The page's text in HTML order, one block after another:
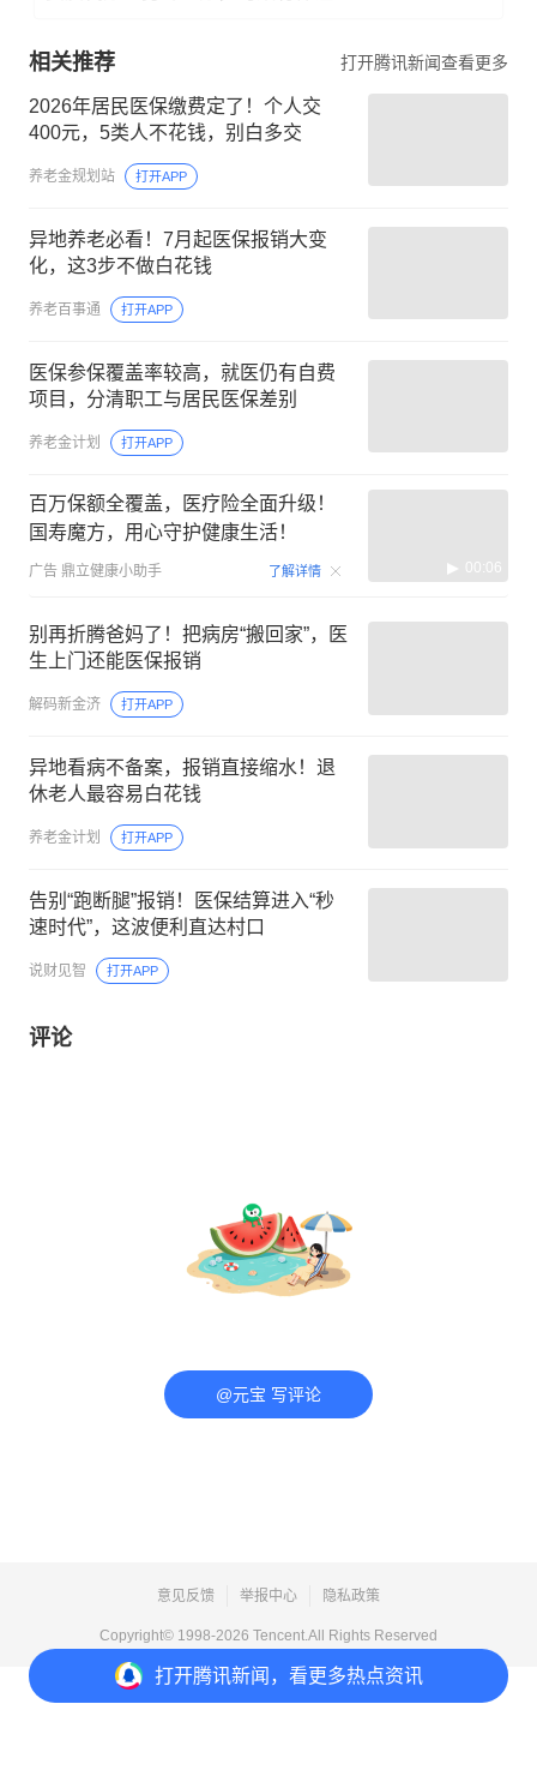
打开腾讯新闻，看更多热点资讯
相关推荐 打开腾讯新闻查看更多
2026年居民医保缴费定了！个人交
400元，5类人不花钱，别白多交
养老金规划站 打开APP
异地养老必看！7月起医保报销大变
化，这3步不做白花钱
养老百事通 打开APP
医保参保覆盖率较高，就医仍有自费
项目，分清职工与居民医保差别
养老金计划 打开APP
百万保额全覆盖，医疗险全面升级！
国寿魔方，用心守护健康生活！
广告 鼎立健康小助手 了解详情 00:06
别再折腾爸妈了！把病房“搬回家”，医
生上门还能医保报销
解码新金济 打开APP
异地看病不备案，报销直接缩水！退
休老人最容易白花钱
养老金计划 打开APP
告别“跑断腿”报销！医保结算进入“秒
速时代”，这波便利直达村口
说财见智 打开APP
评论
@元宝 写评论
意见反馈 举报中心 隐私政策
Copyright© 1998-2026 Tencent.All Rights Reserved